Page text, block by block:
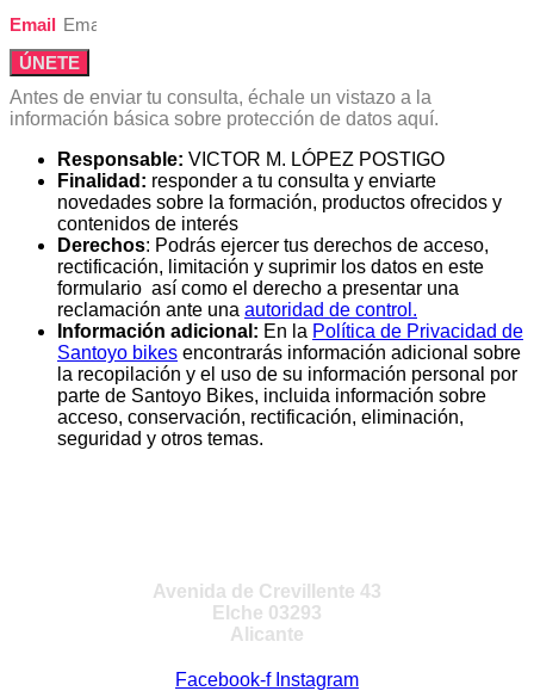
Email
ÚNETE
Antes de enviar tu consulta, échale un vistazo a la
información básica sobre protección de datos aquí.
Responsable: VICTOR M. LÓPEZ POSTIGO
Finalidad: responder a tu consulta y enviarte
novedades sobre la formación, productos ofrecidos y
contenidos de interés
Derechos: Podrás ejercer tus derechos de acceso,
rectificación, limitación y suprimir los datos en este
formulario así como el derecho a presentar una
reclamación ante una autoridad de control.
Información adicional: En la Política de Privacidad de
Santoyo bikes encontrarás información adicional sobre
la recopilación y el uso de su información personal por
parte de Santoyo Bikes, incluida información sobre
acceso, conservación, rectificación, eliminación,
seguridad y otros temas.
Avenida de Crevillente 43
Elche 03293
Alicante
Facebook-f Instagram